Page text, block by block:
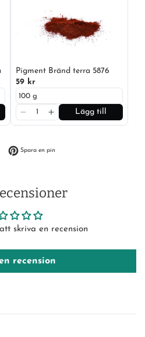
Pigment Bränd terra 5876
59 kr
Lägg till
på Facebook
Spara en pinSpara en pin på Pinterest
skriva en recension
recension